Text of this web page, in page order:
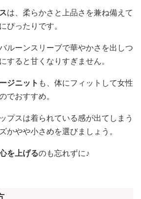
は、柔らかさと上品さを兼ね備えて
ぴったりです。
ルーンスリーブで華やかさを出しつ
すると甘くなりすぎません。
ジニット も、体にフィットして女性
でおすすめ。
プスは着られている感が出てしまう
かやや小さめを選びましょう。
を上げるのも忘れずに♪